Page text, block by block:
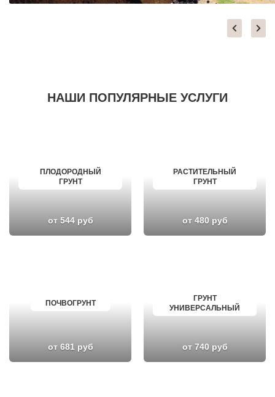
НАШИ ПОПУЛЯРНЫЕ УСЛУГИ
ПЛОДОРОДНЫЙ
ГРУНТ
от 544 руб
РАСТИТЕЛЬНЫЙ
ГРУНТ
от 480 руб
ПОЧВОГРУНТ
от 681 руб
ГРУНТ
УНИВЕРСАЛЬНЫЙ
от 740 руб